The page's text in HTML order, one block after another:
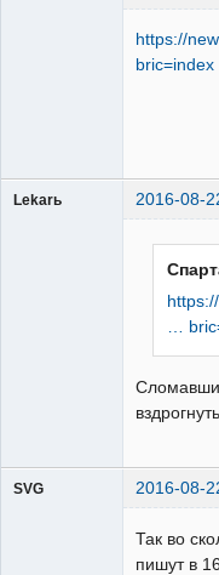
https://
bric=index
Lekarь 2016-08-
…
SVG 2016-08-
Так во
пишут в